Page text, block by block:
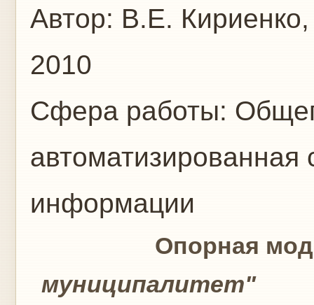
Автор: В.Е.
2010
Сфера работы:
автоматизированная
информации
Опорная
муниципалитет"